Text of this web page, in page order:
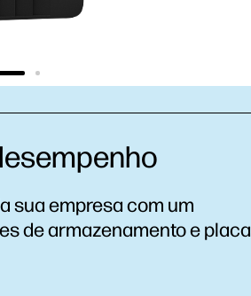
sua empresa com um
de armazenamento e placa